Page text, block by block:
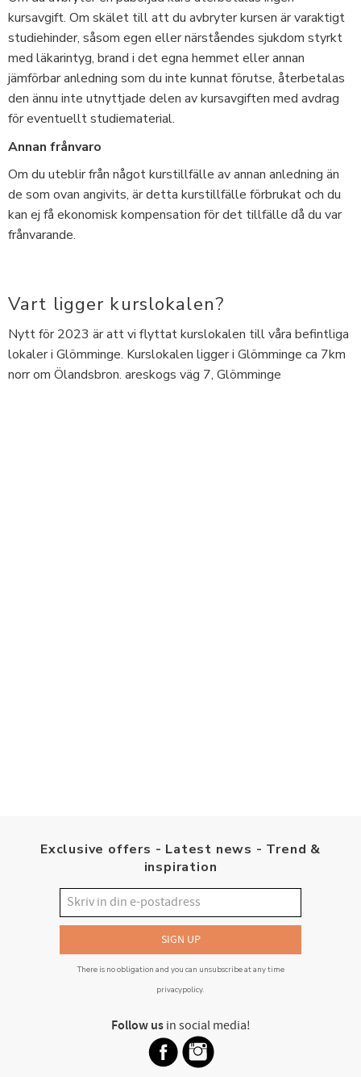
kursavgift. Om skälet till att du avbryter kursen är varaktigt
studiehinder, såsom egen eller närståendes sjukdom styrkt
med läkarintyg, brand i det egna hemmet eller annan
jämförbar anledning som du inte kunnat förutse, återbetalas
den ännu inte utnyttjade delen av kursavgiften med avdrag
för eventuellt studiematerial.
Annan frånvaro
Om du uteblir från något kurstillfälle av annan anledning än
de som ovan angivits, är detta kurstillfälle förbrukat och du
kan ej få ekonomisk kompensation för det tillfälle då du var
frånvarande.
Vart ligger kurslokalen?
Nytt för 2023 är att vi flyttat kurslokalen till våra befintliga
lokaler i Glömminge. Kurslokalen ligger i Glömminge ca 7km
norr om Ölandsbron. areskogs väg 7, Glömminge
Exclusive offers - Latest news - Trend &
inspiration
SIGN UP
There is no obligation and you can unsubscribe at any time
privacypolicy
Follow usin social media!